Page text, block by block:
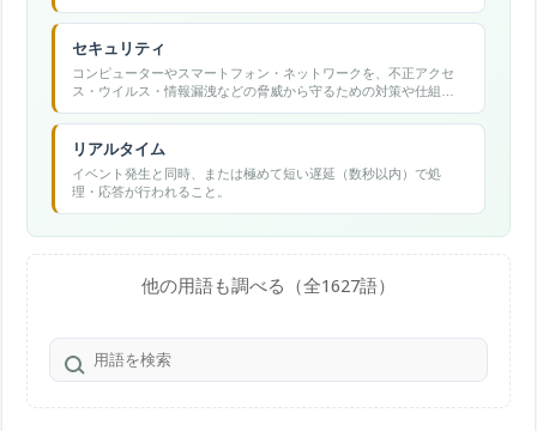
セキュリティ
コンピューターやスマートフォン・ネットワークを、不正アクセ
ス・ウイルス・情報漏洩などの脅威から守るための対策や仕組み
の総称。
リアルタイム
イベント発生と同時、または極めて短い遅延（数秒以内）で処
理・応答が行われること。
他の用語も調べる（全1627語）